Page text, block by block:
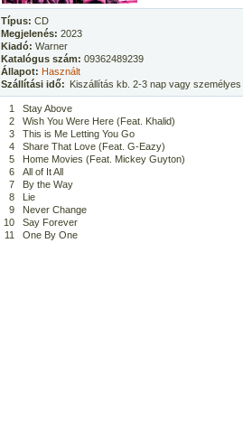
Típus: CD
Megjelenés: 2023
Kiadó: Warner
Katalógus szám: 09362489239
Állapot: Használt
Szállítási idő: Kiszállítás kb. 2-3 nap vagy
1
Stay Above
2
Wish You Were Here (Feat. Khalid)
3
This is Me Letting You Go
4
Share That Love (Feat. G-Eazy)
5
Home Movies (Feat. Mickey Guyton)
6
All of It All
7
By the Way
8
Lie
9
Never Change
10
Say Forever
11
One By One